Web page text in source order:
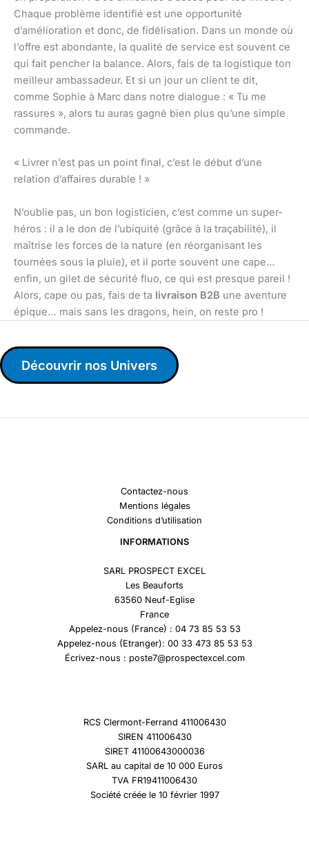
Chaque problème identifié est une opportunité
d’amélioration et donc, de fidélisation. Dans un monde où
l’offre est abondante, la qualité de service est souvent ce
qui fait pencher la balance. Alors, fais de ta logistique ton
meilleur ambassadeur. Et si un jour un client te dit,
comme Sophie à Marc dans notre dialogue : « Tu me
rassures », alors tu auras gagné bien plus qu’une simple
commande.
« Livrer n’est pas un point final, c’est le début d’une
relation d’affaires durable ! »
N’oublie pas, un bon logisticien, c’est comme un super-
héros : il a le don de l’ubiquité (grâce à la traçabilité), il
maîtrise les forces de la nature (en réorganisant les
tournées sous la pluie), et il porte souvent une cape…
enfin, un gilet de sécurité fluo, ce qui est presque pareil !
Alors, cape ou pas, fais de ta livraison B2B une aventure
épique… mais sans les dragons, hein, on reste pro !
Découvrir nos Univers
Contactez-nous
Mentions légales
Conditions d’utilisation
INFORMATIONS
SARL PROSPECT EXCEL
Les Beauforts
63560 Neuf-Eglise
France
Appelez-nous (France) : 04 73 85 53 53
Appelez-nous (Etranger): 00 33 473 85 53 53
Écrivez-nous : poste7@prospectexcel.com
RCS Clermont-Ferrand 411006430
SIREN 411006430
SIRET 41100643000036
SARL au capital de 10 000 Euros
TVA FR19411006430
Société créée le 10 février 1997